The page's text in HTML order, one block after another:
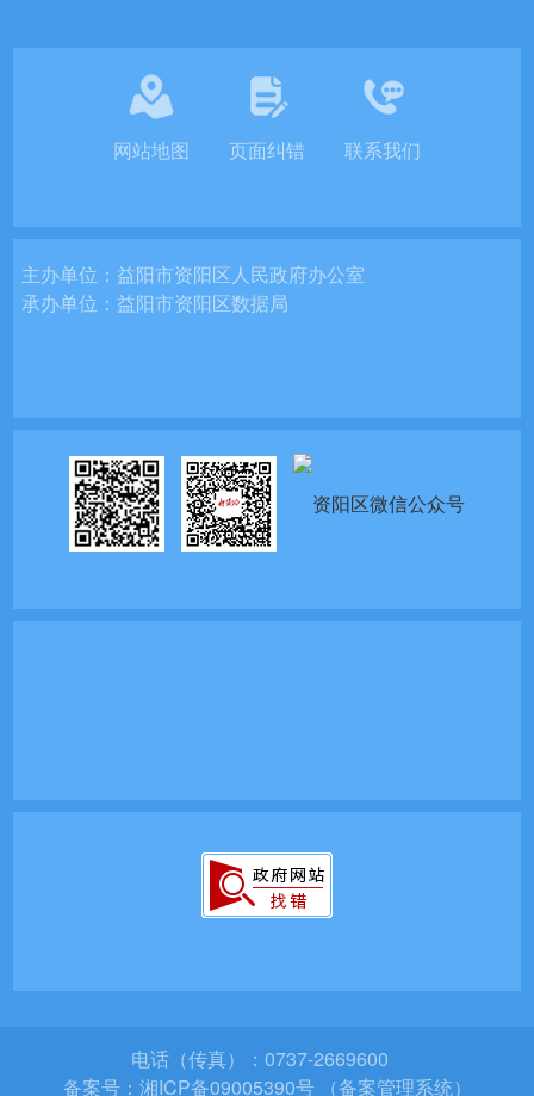
网站地图 页面纠错 联系我们
主办单位：益阳市资阳区人民政府办公室
承办单位：益阳市资阳区数据局
电话（传真）：0737-2669600
备案号： 湘ICP备09005390号 （备案管理系统）